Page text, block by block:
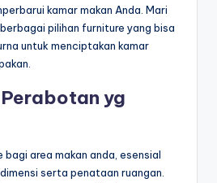
kamar makan Anda. Mari
pilihan furniture yang bisa
untuk menciptakan kamar
yg
area makan anda, esensial
serta penataan ruangan.